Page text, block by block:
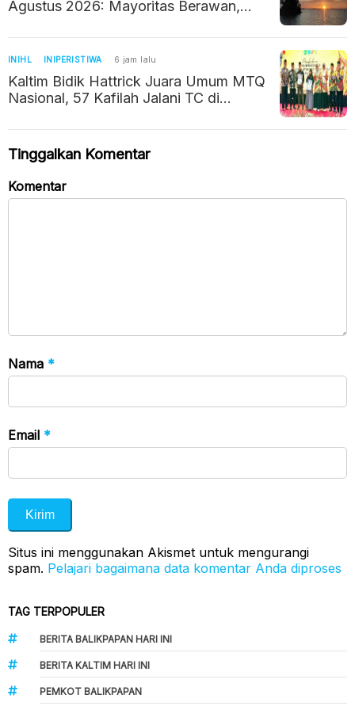
Agustus 2026: Mayoritas Berawan,
INIHL INIPERISTIWA 6 jam lalu
Kaltim Bidik Hattrick Juara Umum MTQ
Nasional, 57 Kafilah Jalani TC di
Tinggalkan Komentar
Komentar
Nama *
Email *
Situs ini menggunakan Akismet untuk mengurangi
spam. Pelajari bagaimana data komentar Anda diproses
TAG TERPOPULER
BERITA BALIKPAPAN HARI INI
BERITA KALTIM HARI INI
PEMKOT BALIKPAPAN